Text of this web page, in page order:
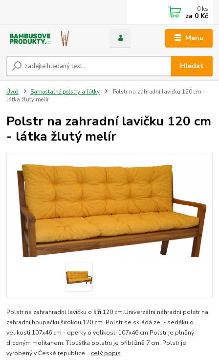
Menu
Hledat
0 ks
za 0 Kč
Úvod Samostatné polstry a látky
Polstr na zahradní lavičku 120 cm -
látka žlutý melír
Polstr na zahradní lavičku 120 cm
- látka žlutý melír
Polstr na zahrahradní lavičku o šíři 120 cm.Univerzální náhradní polstr na
zahradní houpačku širokou 120 cm. Polstr se skládá ze: - sedáku o
velikosti 107x46 cm - opěrky o velikosti 107x46 cm Polstr je plněný
drceným molitanem. Tloušťka polstru je přibližně 7 cm. Polstr je
vyrobený v České republice... celý popis